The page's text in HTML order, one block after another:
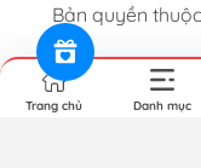
Bản quyền
Trang chủ Danh mục